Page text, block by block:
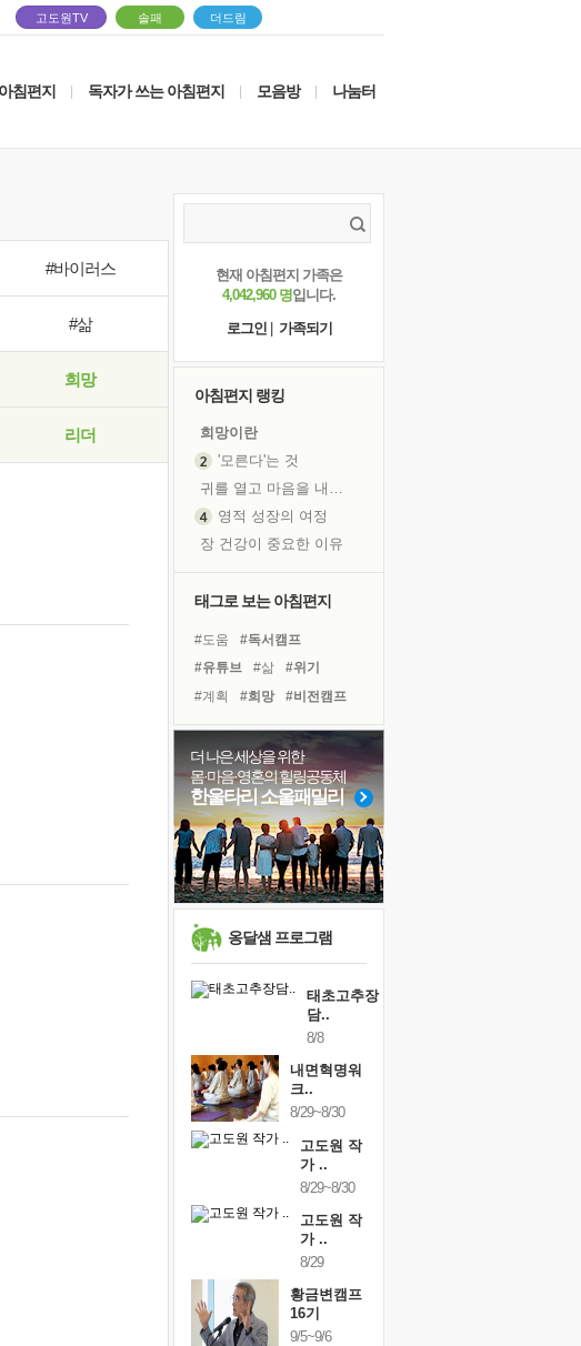
고도원TV 솔패 더드림
침편지 독자가 쓰는 아침편지 모음방 나눔터
#바이러스
#삶
희망
리더
현재 아침편지 가족은
4,042,960 명입니다.
로그인
가족되기
아침편지 랭킹
희망이란
'모른다'는 것
귀를 열고 마음을 내어주고
영적 성장의 여정
장 건강이 중요한 이유
흙이 된 몸으로 출근하는 여자
꿈이 실제가 되는 것
'말 타는 법'을 먼저
아픈 아버지를 위한 공간 설계
졸업식 사진을 보며
극심한 변비, 어깨결림, 수면 장애
보고 싶은 어머니
마음이 멈춰 버린 곳
유년 시절의 부산 영도 바다
못된 꼰대들
태그로 보는 아침편지
#도움
#독서캠프
#유튜브
#삶
#위기
#계획
#희망
#비전캠프
#경험
#나눔
#명상
#선택
#사람
#친구
#다짐
#아이들
#독서
#극복
#건강
#링컨학교
#바이러스
더 나은 세상을 위한
몸·마음·영혼의 힐링공동체
한울타리 소울패밀리
옹달샘 프로그램
태초고추장
담..
8/8
내면혁명워
크..
8/29~8/30
고도원 작
가 ..
8/29~8/30
고도원 작
가 ..
8/29
황금변캠프
16기
9/5~9/6